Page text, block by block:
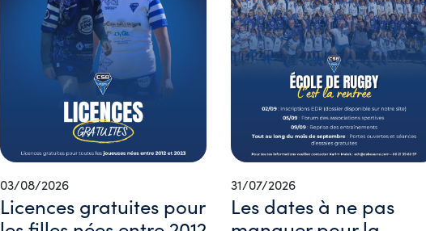
03/08/2026
Licences gratuites pour
31/07/2026
Les dates à ne pas